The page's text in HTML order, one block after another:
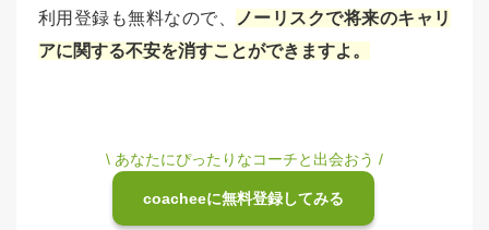
利用登録も無料なので、
ノーリスクで将来のキャリ
アに関する不安を消すことができますよ。
\ あなたにぴったりなコーチと出会おう /
coacheeに無料登録してみる